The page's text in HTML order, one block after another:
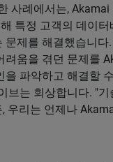
사례에서는, Akamai
특정 고객의 데이
문제를 해결했습니다
려움을 겪던 문제를
을 파악하고 해결할
브는 회상합니다. "기
우리는 언제나